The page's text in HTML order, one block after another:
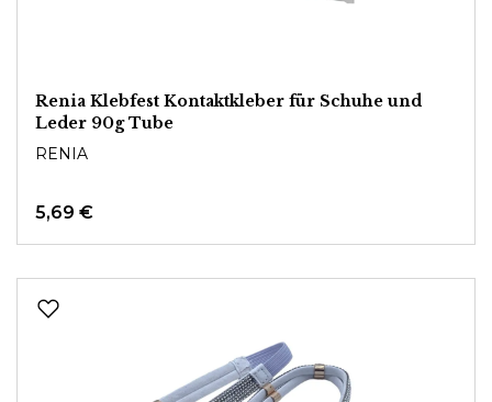
Renia Klebfest Kontaktkleber für Schuhe und
Leder 90g Tube
RENIA
5,69 €